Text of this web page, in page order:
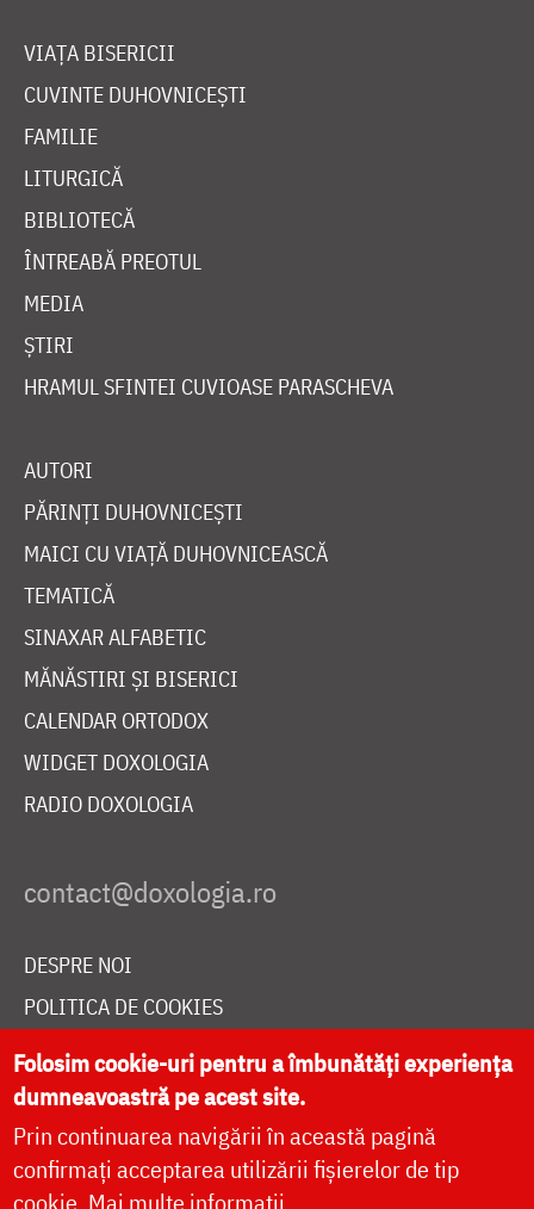
VIAȚA BISERICII
CUVINTE DUHOVNICEȘTI
FAMILIE
LITURGICĂ
BIBLIOTECĂ
ÎNTREABĂ PREOTUL
MEDIA
ȘTIRI
HRAMUL SFINTEI CUVIOASE PARASCHEVA
AUTORI
PĂRINȚI DUHOVNICEȘTI
MAICI CU VIAȚĂ DUHOVNICEASCĂ
TEMATICĂ
SINAXAR ALFABETIC
MĂNĂSTIRI ȘI BISERICI
CALENDAR ORTODOX
WIDGET DOXOLOGIA
RADIO DOXOLOGIA
DESPRE NOI
POLITICA DE COOKIES
DONEAZĂ ONLINE PENTRU CATEDRALA NAȚIONALĂ
LIVE
Folosim cookie-uri pentru a îmbunătăți experiența
dumneavoastră pe acest site.
Prin continuarea navigării în această pagină
confirmați acceptarea utilizării fișierelor de tip
cookie. Mai multe informații